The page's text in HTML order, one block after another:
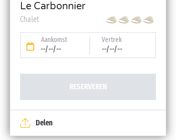
Le Carbonnier
Chalet
Aankomst
--/--/--
Vertrek
--/--/--
RESERVEREN
Delen